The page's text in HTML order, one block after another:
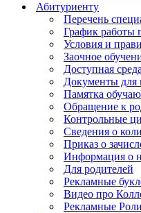
Абитуриенту
Перечень
График работы
Условия и
Заочное
Доступная среда
Документы
Памятка
Обращение к
Контрольные
Сведения о
Приказ о
Информация о
Для родителей
Рекламные
Видео про
Рекламные